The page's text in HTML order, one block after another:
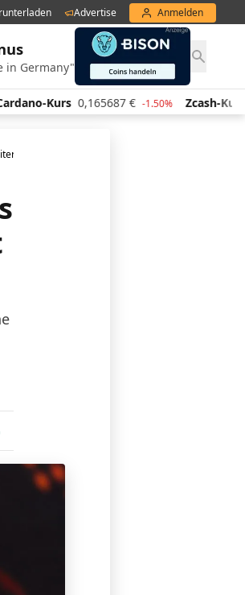
Advertise Anmelden
in Germany"
Kurs 0,165687 € -1.50% Zcash-Kurs